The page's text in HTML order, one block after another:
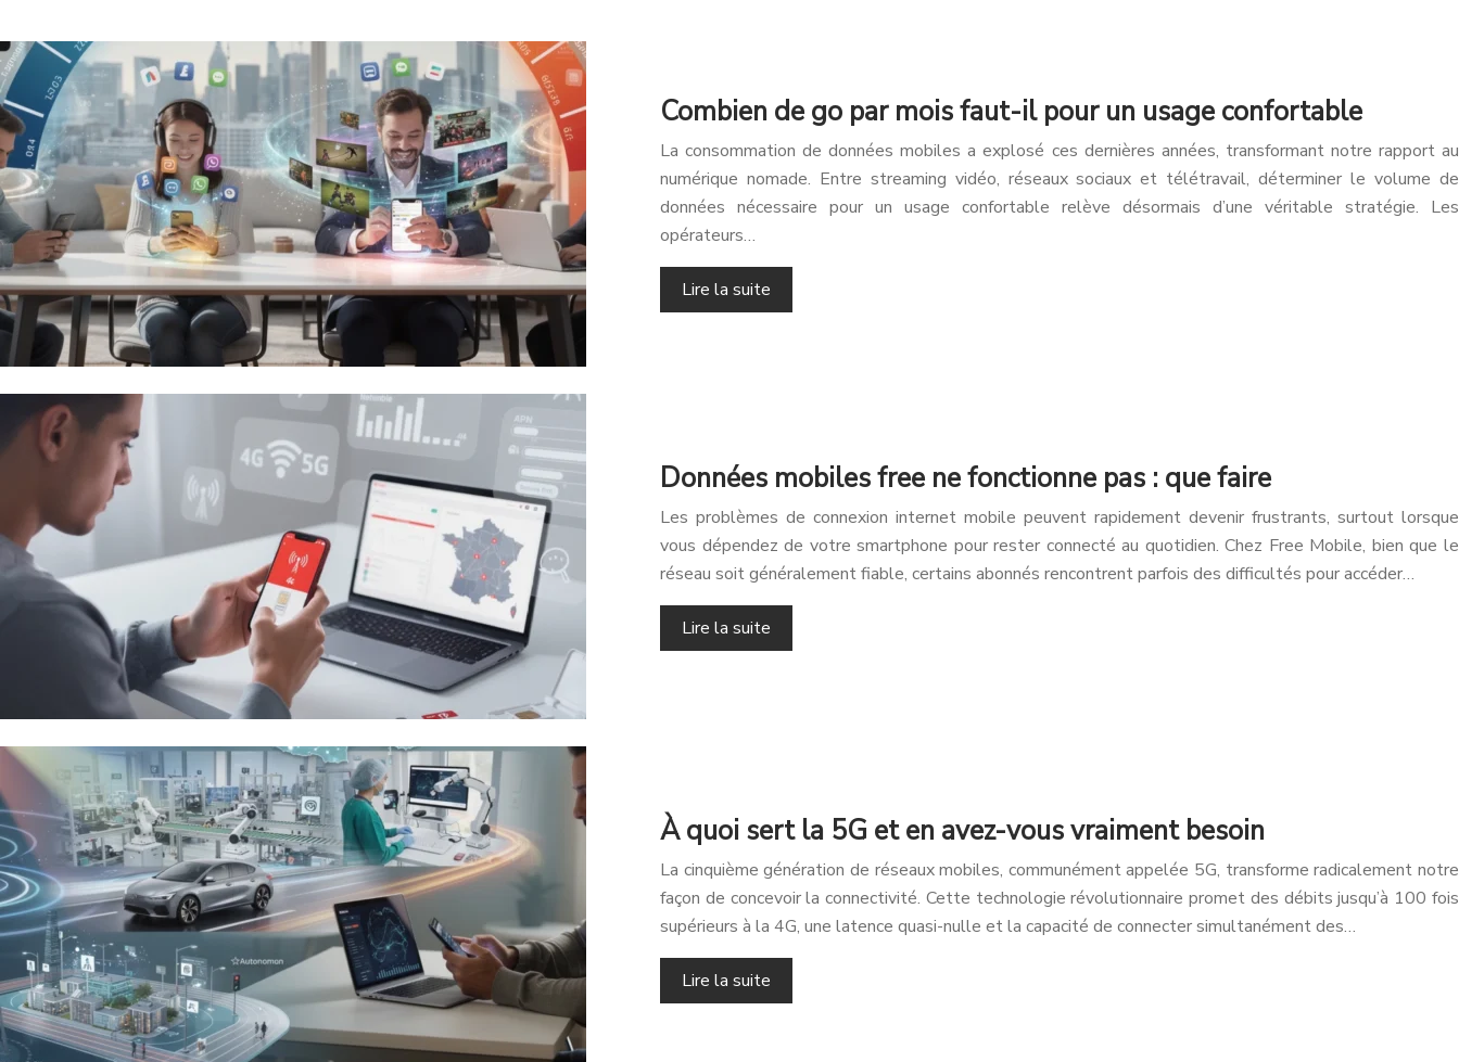
Combien de go par mois faut-il pour un usage confortable
La consommation de données mobiles a explosé ces dernières années, transformant notre rapport au
numérique nomade. Entre streaming vidéo, réseaux sociaux et télétravail, déterminer le volume de
données nécessaire pour un usage confortable relève désormais d’une véritable stratégie. Les
opérateurs…
Lire la suite
Données mobiles free ne fonctionne pas : que faire
Les problèmes de connexion internet mobile peuvent rapidement devenir frustrants, surtout lorsque
vous dépendez de votre smartphone pour rester connecté au quotidien. Chez Free Mobile, bien que le
réseau soit généralement fiable, certains abonnés rencontrent parfois des difficultés pour accéder…
Lire la suite
À quoi sert la 5G et en avez-vous vraiment besoin
La cinquième génération de réseaux mobiles, communément appelée 5G, transforme radicalement notre
façon de concevoir la connectivité. Cette technologie révolutionnaire promet des débits jusqu’à 100 fois
supérieurs à la 4G, une latence quasi-nulle et la capacité de connecter simultanément des…
Lire la suite